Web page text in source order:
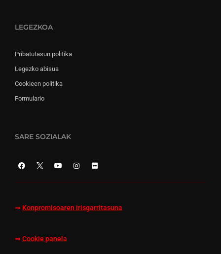
LEGEZKOA
Pribatutasun politika
Legezko abisua
Cookieen politika
Formulario
SARE SOZIALAK
⇒ Konpromisoaren irisgarritasuna
⇒ Cookie panela